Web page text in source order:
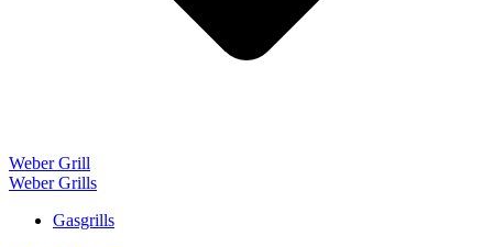
Weber Grill
Weber Grills
Gasgrills